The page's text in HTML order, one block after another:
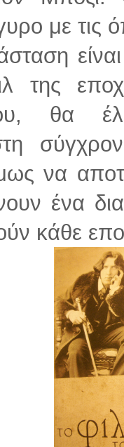
με τις
της
θα
να
ένα
κάθε